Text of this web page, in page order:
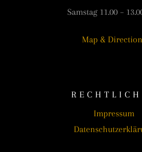
Samstag 11.00 –
Map &
Impressum